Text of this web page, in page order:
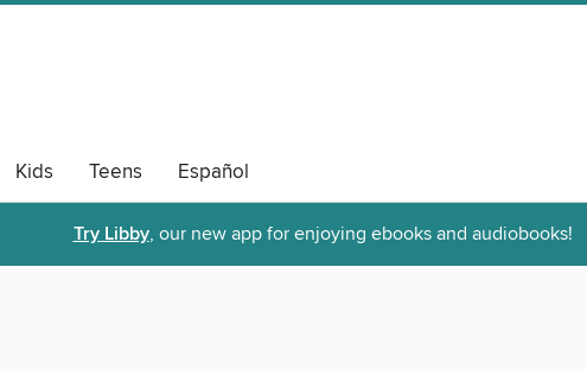
Kids Teens Español
Try Libby, our new app for enjoying ebooks and audiobooks!